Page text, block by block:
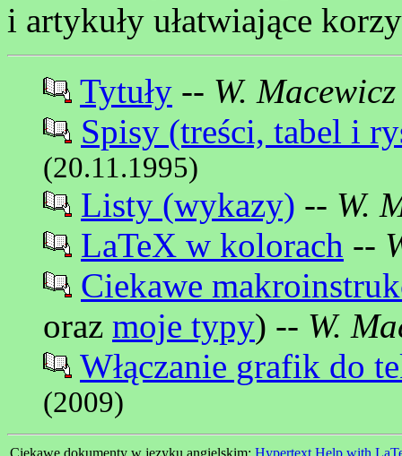
i artykuły ułatwiające
Tytuły -- W. Macewicz
Spisy (treści, tabel i
(20.11.1995)
Listy (wykazy) -- W.
LaTeX w kolorach --
Ciekawe
oraz moje typy) -- W.
Włączanie grafik do
(2009)
Ciekawe dokumenty w jezyku angielskim: Hypertext Help with